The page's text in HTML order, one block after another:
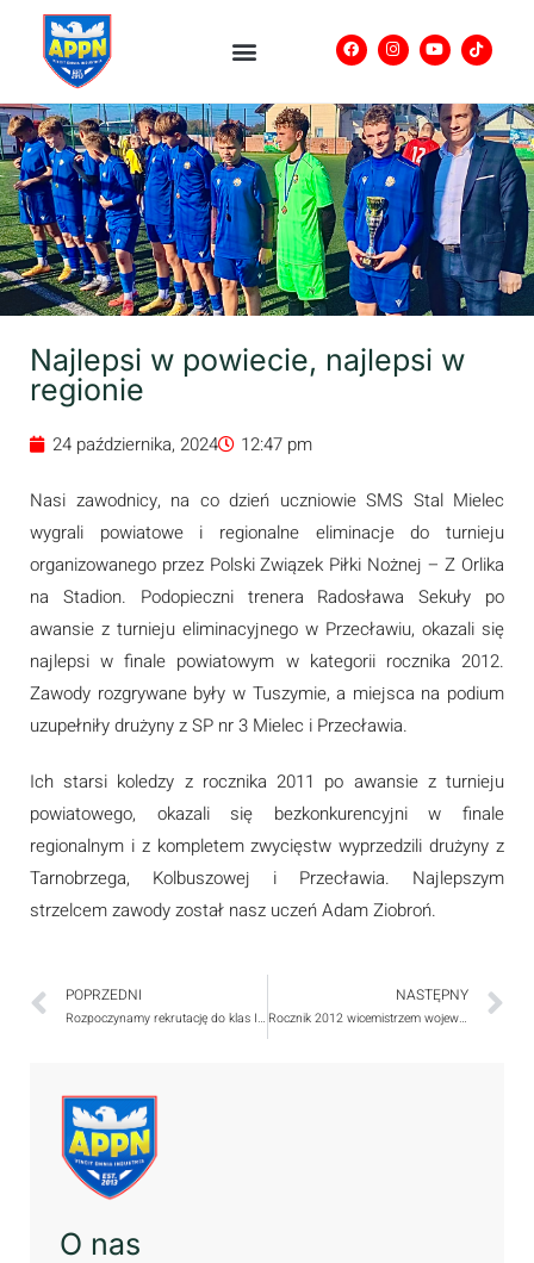
Najlepsi w powiecie, najlepsi w
regionie
24 października, 2024 12:47 pm
Nasi zawodnicy, na co dzień uczniowie SMS Stal Mielec
wygrali powiatowe i regionalne eliminacje do turnieju
organizowanego przez Polski Związek Piłki Nożnej – Z Orlika
na Stadion. Podopieczni trenera Radosława Sekuły po
awansie z turnieju eliminacyjnego w Przecławiu, okazali się
najlepsi w finale powiatowym w kategorii rocznika 2012.
Zawody rozgrywane były w Tuszymie, a miejsca na podium
uzupełniły drużyny z SP nr 3 Mielec i Przecławia.
Ich starsi koledzy z rocznika 2011 po awansie z turnieju
powiatowego, okazali się bezkonkurencyjni w finale
regionalnym i z kompletem zwycięstw wyprzedzili drużyny z
Tarnobrzega, Kolbuszowej i Przecławia. Najlepszym
strzelcem zawody został nasz uczeń Adam Ziobroń.
POPRZEDNI
Rozpoczynamy rekrutację do klas I – III w szkole podstawowej
NASTĘPNY
Rocznik 2012 wicemistrzem wojewódzkim Z Orlika na Stadion
O nas